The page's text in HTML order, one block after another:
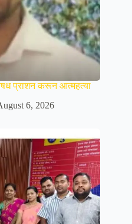
प्राशन करून आत्महत्या
6, 2026